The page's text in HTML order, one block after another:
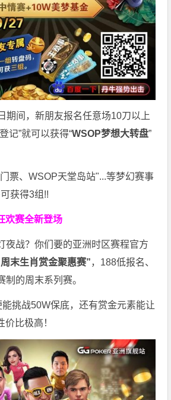
期间，新朋友报名任意场10刀以上
记”就可以获得“WSOP梦想大转盘”
票、WSOP天堂岛站"...等梦幻赛事
获得3组!!
欢赛全新登场
夜战？你们要的亚洲时区赛程官方
周末生肖赏金聚惠赛”，188低报名、
制的周末系列赛。
能挑战50W保底，还有赏金元素能让
比极高！